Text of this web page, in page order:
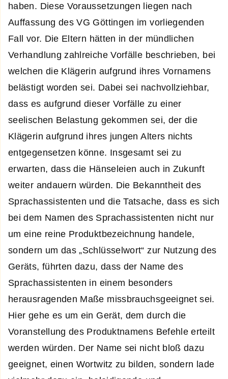
haben. Diese Voraussetzungen liegen nach
Auffassung des VG Göttingen im vorliegenden
Fall vor. Die Eltern hätten in der mündlichen
Verhandlung zahlreiche Vorfälle beschrieben, bei
welchen die Klägerin aufgrund ihres Vornamens
belästigt worden sei. Dabei sei nachvollziehbar,
dass es aufgrund dieser Vorfälle zu einer
seelischen Belastung gekommen sei, der die
Klägerin aufgrund ihres jungen Alters nichts
entgegensetzen könne. Insgesamt sei zu
erwarten, dass die Hänseleien auch in Zukunft
weiter andauern würden. Die Bekanntheit des
Sprachassistenten und die Tatsache, dass es sich
bei dem Namen des Sprachassistenten nicht nur
um eine reine Produktbezeichnung handele,
sondern um das „Schlüsselwort“ zur Nutzung des
Geräts, führten dazu, dass der Name des
Sprachassistenten in einem besonders
herausragenden Maße missbrauchsgeeignet sei.
Hier gehe es um ein Gerät, dem durch die
Voranstellung des Produktnamens Befehle erteilt
werden würden. Der Name sei nicht bloß dazu
geeignet, einen Wortwitz zu bilden, sondern lade